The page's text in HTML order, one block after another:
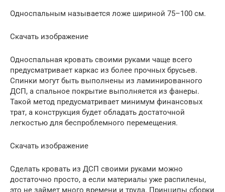
Односпальным называется ложе шириной 75–100 см.
Скачать изображение
Односпальная кровать своими руками чаще всего
предусматривает каркас из более прочных брусьев.
Спинки могут быть выполнены из ламинированного
ДСП, а спальное покрытие выполняется из фанеры.
Такой метод предусматривает минимум финансовых
трат, а конструкция будет обладать достаточной
легкостью для беспроблемного перемещения.
Скачать изображение
Сделать кровать из ДСП своими руками можно
достаточно просто, а если материалы уже распилены,
это не займет много времени и труда. Принципы сборки